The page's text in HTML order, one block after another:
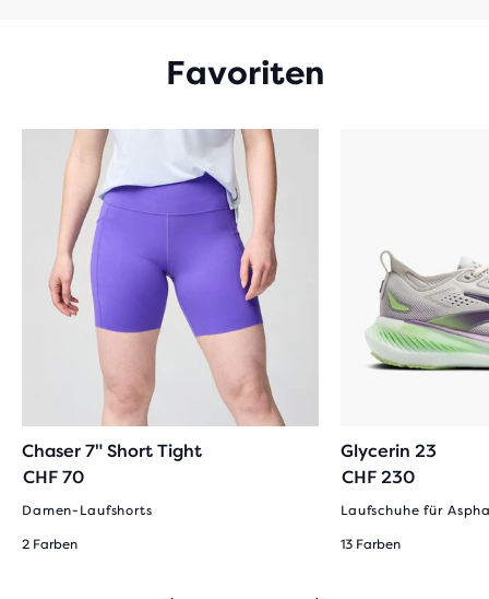
Favoriten
Chaser 7" Short Tight
CHF 70
Damen-Laufshorts
2 Farben
Glycerin 23
CHF 230
Laufschuhe für
13 Farben